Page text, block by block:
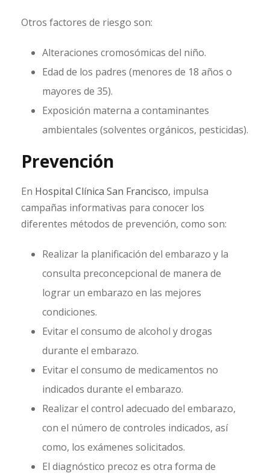
Otros factores de riesgo son:
Alteraciones cromosómicas del niño.
Edad de los padres (menores de 18 años o
mayores de 35).
Exposición materna a contaminantes
ambientales (solventes orgánicos, pesticidas).
Prevención
En Hospital Clínica San Francisco, impulsa
campañas informativas para conocer los
diferentes métodos de prevención, como son:
Realizar la planificación del embarazo y la
consulta preconcepcional de manera de
lograr un embarazo en las mejores
condiciones.
Evitar el consumo de alcohol y drogas
durante el embarazo.
Evitar el consumo de medicamentos no
indicados durante el embarazo.
Realizar el control adecuado del embarazo,
con el número de controles indicados, así
como, los exámenes solicitados.
El diagnóstico precoz es otra forma de